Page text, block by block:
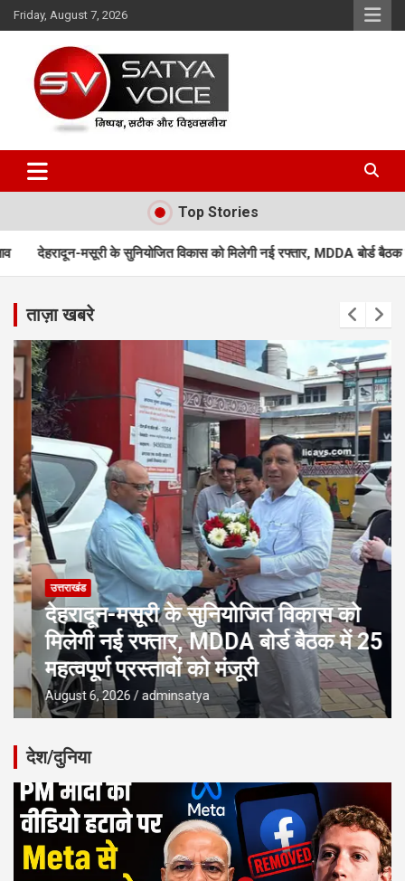
Skip
to
Friday, August 7, 2026
Satya Voice
Top Stories
विकास को मिलेगी नई रफ्तार, MDDA बोर्ड बैठक में 25 महत्वपूर्ण प्रस्तावों
ताज़ा खबरे
उत्तराखंड
देहरादून-मसूरी के सुनियोजित विकास को
मिलेगी नई रफ्तार, MDDA बोर्ड बैठक में 25
महत्वपूर्ण प्रस्तावों को मंजूरी
August 6, 2026 adminsatya
देश/दुनिया